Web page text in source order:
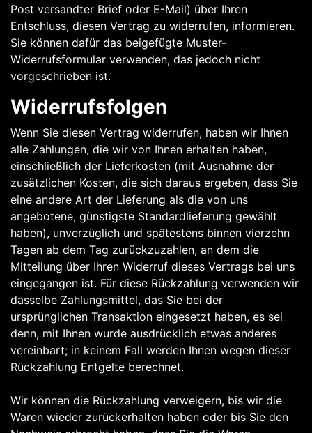
Post versandter Brief oder E-Mail) über Ihren
Entschluss, diesen Vertrag zu widerrufen, informieren.
Sie können dafür das beigefügte Muster-
Widerrufsformular verwenden, das jedoch nicht
vorgeschrieben ist.
Widerrufsfolgen
Wenn Sie diesen Vertrag widerrufen, haben wir Ihnen
alle Zahlungen, die wir von Ihnen erhalten haben,
einschließlich der Lieferkosten (mit Ausnahme der
zusätzlichen Kosten, die sich daraus ergeben, dass Sie
eine andere Art der Lieferung als die von uns
angebotene, günstigste Standardlieferung gewählt
haben), unverzüglich und spätestens binnen vierzehn
Tagen ab dem Tag zurückzuzahlen, an dem die
Mitteilung über Ihren Widerruf dieses Vertrags bei uns
eingegangen ist. Für diese Rückzahlung verwenden wir
dasselbe Zahlungsmittel, das Sie bei der
ursprünglichen Transaktion eingesetzt haben, es sei
denn, mit Ihnen wurde ausdrücklich etwas anderes
vereinbart; in keinem Fall werden Ihnen wegen dieser
Rückzahlung Entgelte berechnet.
Wir können die Rückzahlung verweigern, bis wir die
Waren wieder zurückerhalten haben oder bis Sie den